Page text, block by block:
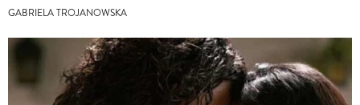
GABRIELA TROJANOWSKA